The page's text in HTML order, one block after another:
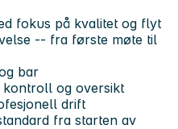
fokus på kvalitet og flyt
-- fra første møte til
bar
kontroll og oversikt
drift
fra starten av